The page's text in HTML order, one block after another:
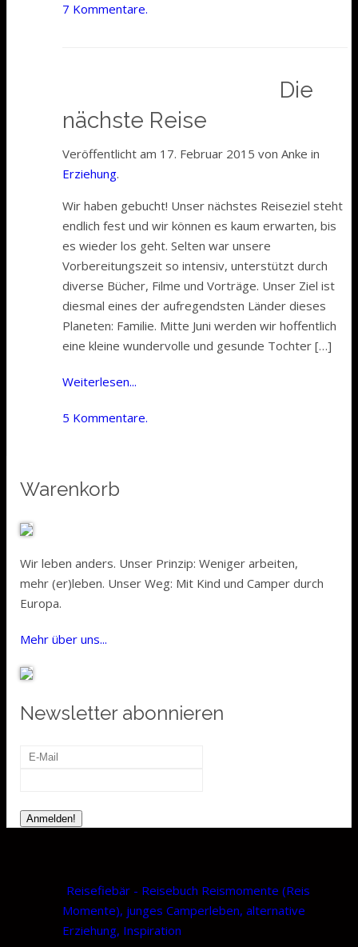
7 Kommentare.
Die
nächste Reise
Veröffentlicht am 17. Februar 2015 von Anke in
Erziehung.
Wir haben gebucht! Unser nächstes Reiseziel steht
endlich fest und wir können es kaum erwarten, bis
es wieder los geht. Selten war unsere
Vorbereitungszeit so intensiv, unterstützt durch
diverse Bücher, Filme und Vorträge. Unser Ziel ist
diesmal eines der aufregendsten Länder dieses
Planeten: Familie. Mitte Juni werden wir hoffentlich
eine kleine wundervolle und gesunde Tochter […]
Weiterlesen...
5 Kommentare.
Warenkorb
Wir leben anders. Unser Prinzip: Weniger arbeiten,
mehr (er)leben. Unser Weg: Mit Kind und Camper durch
Europa.
Mehr über uns...
Newsletter abonnieren
Reisefiebär - Reisebuch Reismomente (Reis
Momente), junges Camperleben, alternative
Erziehung, Inspiration